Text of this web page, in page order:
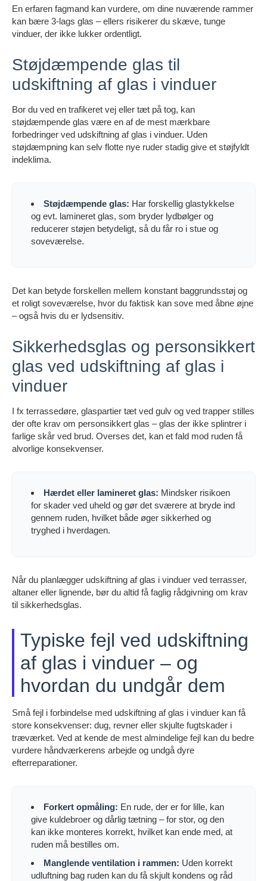
En erfaren fagmand kan vurdere, om dine nuværende rammer
kan bære 3-lags glas – ellers risikerer du skæve, tunge
vinduer, der ikke lukker ordentligt.
Støjdæmpende glas til
udskiftning af glas i vinduer
Bor du ved en trafikeret vej eller tæt på tog, kan
støjdæmpende glas være en af de mest mærkbare
forbedringer ved udskiftning af glas i vinduer. Uden
støjdæmpning kan selv flotte nye ruder stadig give et støjfyldt
indeklima.
Støjdæmpende glas: Har forskellig glastykkelse
og evt. lamineret glas, som bryder lydbølger og
reducerer støjen betydeligt, så du får ro i stue og
soveværelse.
Det kan betyde forskellen mellem konstant baggrundsstøj og
et roligt soveværelse, hvor du faktisk kan sove med åbne øjne
– også hvis du er lydsensitiv.
Sikkerhedsglas og personsikkert
glas ved udskiftning af glas i
vinduer
I fx terrassedøre, glaspartier tæt ved gulv og ved trapper stilles
der ofte krav om personsikkert glas – glas der ikke splintrer i
farlige skår ved brud. Overses det, kan et fald mod ruden få
alvorlige konsekvenser.
Hærdet eller lamineret glas: Mindsker risikoen
for skader ved uheld og gør det sværere at bryde ind
gennem ruden, hvilket både øger sikkerhed og
tryghed i hverdagen.
Når du planlægger udskiftning af glas i vinduer ved terrasser,
altaner eller lignende, bør du altid få faglig rådgivning om krav
til sikkerhedsglas.
Typiske fejl ved udskiftning
af glas i vinduer – og
hvordan du undgår dem
Små fejl i forbindelse med udskiftning af glas i vinduer kan få
store konsekvenser: dug, revner eller skjulte fugtskader i
træværket. Ved at kende de mest almindelige fejl kan du bedre
vurdere håndværkerens arbejde og undgå dyre
efterreparationer.
Forkert opmåling: En rude, der er for lille, kan
give kuldebroer og dårlig tætning – for stor, og den
kan ikke monteres korrekt, hvilket kan ende med, at
ruden må bestilles om.
Manglende ventilation i rammen: Uden korrekt
udluftning bag ruden kan du få skjult kondens og råd